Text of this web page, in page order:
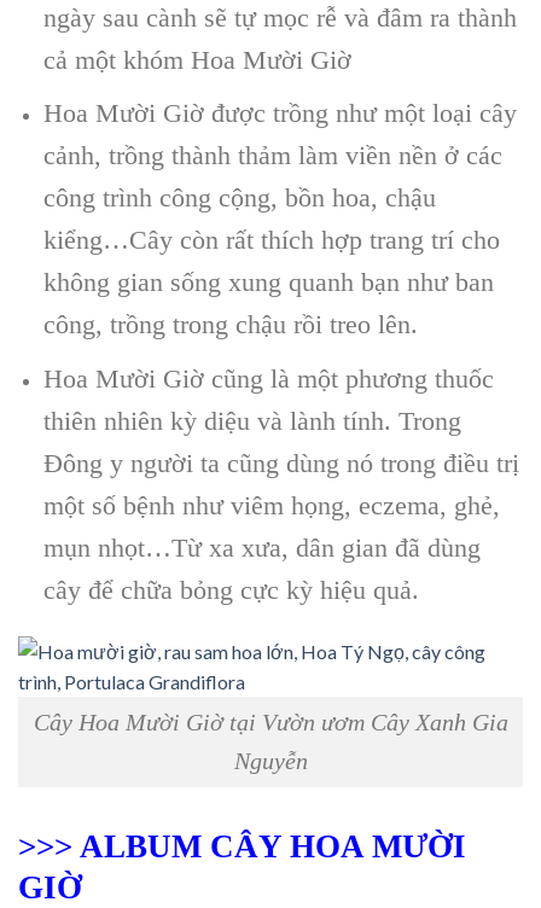
ngày sau cành sẽ tự mọc rễ và đâm ra thành
cả một khóm Hoa Mười Giờ
Hoa Mười Giờ được trồng như một loại cây
cảnh, trồng thành thảm làm viền nền ở các
công trình công cộng, bồn hoa, chậu
kiểng…Cây còn rất thích hợp trang trí cho
không gian sống xung quanh bạn như ban
công, trồng trong chậu rồi treo lên.
Hoa Mười Giờ cũng là một phương thuốc
thiên nhiên kỳ diệu và lành tính. Trong
Đông y người ta cũng dùng nó trong điều trị
một số bệnh như viêm họng, eczema, ghẻ,
mụn nhọt…Từ xa xưa, dân gian đã dùng
cây để chữa bỏng cực kỳ hiệu quả.
Cây Hoa Mười Giờ tại Vườn ươm Cây Xanh Gia
Nguyễn
>>> ALBUM CÂY HOA MƯỜI
GIỜ